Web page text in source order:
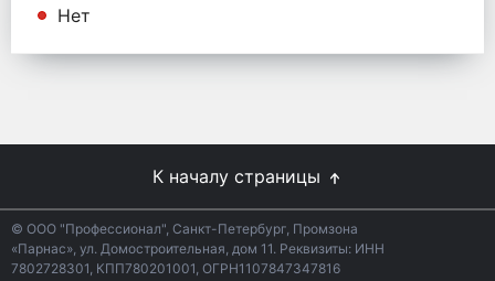
Нет
К началу страницы
© ООО "Профессионал", Санкт-Петербург, Промзона
«Парнас», ул. Домостроительная, дом 11. Реквизиты: ИНН
7802728301, КПП780201001, ОГРН1107847347816